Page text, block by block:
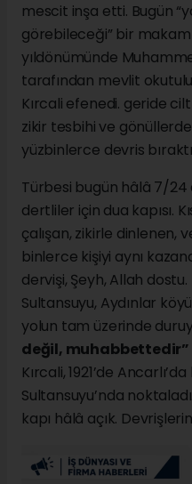
mescit inşa etti. Bugün
görebileceği” bir
yıldönümünde
tarafından mevlit
Kırcali efenedi. geride
zikir tesbihi ve
yüzbinlerce devris
Türbesi bugün hâlâ 7/24
dertliler için dua kapısı.
çalışan, zikirle dinlenen,
binlerce kişiyi aynı
dervişi, Şeyh, Allah
Sultansuyu, Aydınlar
yolun tam üzerinde
değil, muhabbettedir”
Kırcali, 1921’de
Sultansuyu’nda
kapı hâlâ açık.